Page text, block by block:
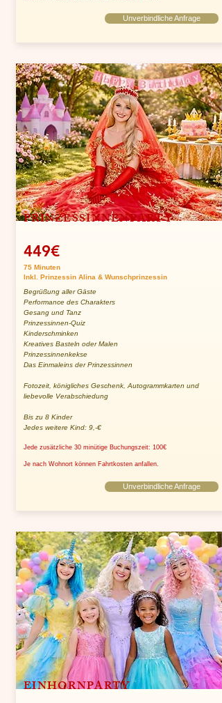
Unverbindliche Anfrage
PRINZESSINNENPARTY
449€
75 Minuten
Inkl. Prinzessin Alina & Wunschprinzessin
Begrüßung aller Gäste
Performance des Charakters
Gesang und Tanz
Prinzessinnen-Quiz
Kinderschminken
Kreatives Basteln oder Malen
Prinzessinnenkekse
Das Einmaleins der Prinzessinnen
Fotozeit, königliches Geschenk, Autogrammkarten und
liebevolle Verabschiedung
Bis zu 8 Kinder
Jedes weitere Kind: 9,-€
Jede zusätzliche 30 minütige Buchungszeit: 100€
Je nach Wohnort können Fahrtkosten anfallen.
Unverbindliche Anfrage
EINHORNPARTY